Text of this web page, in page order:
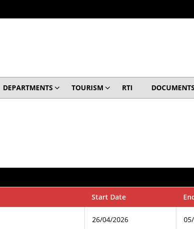
DEPARTMENTS TOURISM RTI DOCUMENTS
Start Date
26/04/2026